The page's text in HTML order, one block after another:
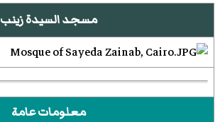
مسجد السيدة زينب
معلومات عامة